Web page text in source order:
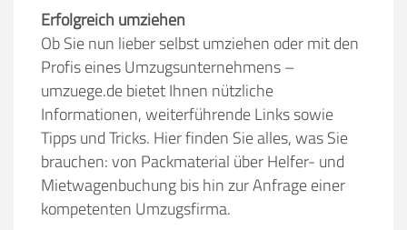
Erfolgreich umziehen
Ob Sie nun lieber selbst umziehen oder mit den
Profis eines Umzugsunternehmens –
umzuege.de bietet Ihnen nützliche
Informationen, weiterführende Links sowie
Tipps und Tricks. Hier finden Sie alles, was Sie
brauchen: von Packmaterial über Helfer- und
Mietwagenbuchung bis hin zur Anfrage einer
kompetenten Umzugsfirma.